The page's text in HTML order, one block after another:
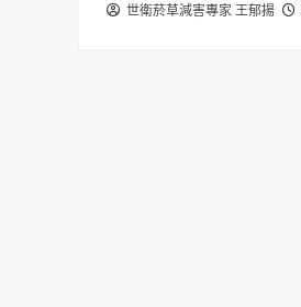
世衛菸草減害專家 王郁揚